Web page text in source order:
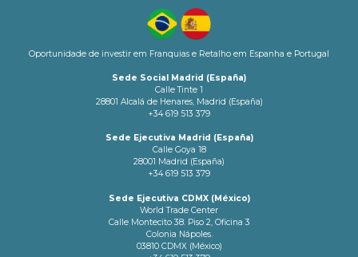
Oportunidade de investir em Franquias e Retalho em Espanha e Portugal
Sede Social Madrid (España)
Calle Tinte 1
28801 Alcalá de Henares, Madrid (España)
+34 619 513 379
Sede Ejecutiva Madrid (España)
Calle Goya 18
28001 Madrid (España)
+34 619 513 379
Sede Ejecutiva CDMX (México)
World Trade Center
Calle Montecito 38. Piso 2, Oficina 3
Colonia Nápoles.
03810 CDMX (México)